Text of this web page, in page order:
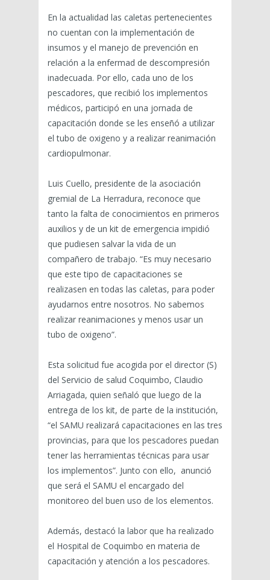
En la actualidad las caletas pertenecientes
no cuentan con la implementación de
insumos y el manejo de prevención en
relación a la enfermad de descompresión
inadecuada. Por ello, cada uno de los
pescadores, que recibió los implementos
médicos, participó en una jornada de
capacitación donde se les enseñó a utilizar
el tubo de oxigeno y a realizar reanimación
cardiopulmonar.
Luis Cuello, presidente de la asociación
gremial de La Herradura, reconoce que
tanto la falta de conocimientos en primeros
auxilios y de un kit de emergencia impidió
que pudiesen salvar la vida de un
compañero de trabajo. “Es muy necesario
que este tipo de capacitaciones se
realizasen en todas las caletas, para poder
ayudarnos entre nosotros. No sabemos
realizar reanimaciones y menos usar un
tubo de oxigeno”.
Esta solicitud fue acogida por el director (S)
del Servicio de salud Coquimbo, Claudio
Arriagada, quien señaló que luego de la
entrega de los kit, de parte de la institución,
“el SAMU realizará capacitaciones en las tres
provincias, para que los pescadores puedan
tener las herramientas técnicas para usar
los implementos”. Junto con ello, anunció
que será el SAMU el encargado del
monitoreo del buen uso de los elementos.
Además, destacó la labor que ha realizado
el Hospital de Coquimbo en materia de
capacitación y atención a los pescadores.